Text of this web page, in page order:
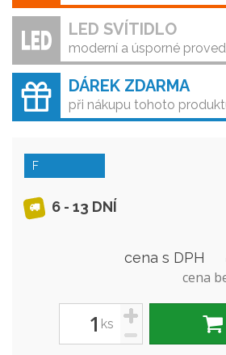
LED SVÍTIDLO
moderní a úsporné
DÁREK ZDARMA
při nákupu tohoto
F
6 - 13 DNÍ
cena s DPH
cena
ks
+
-